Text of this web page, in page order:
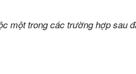
một trong các trường hợp sau